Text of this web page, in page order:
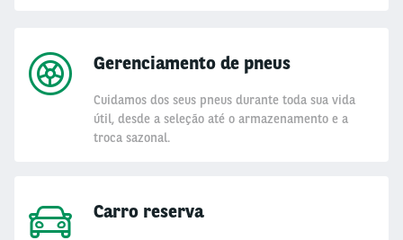
Gerenciamento de pneus
Cuidamos dos seus pneus durante toda sua vida
útil, desde a seleção até o armazenamento e a
troca sazonal.
Carro reserva